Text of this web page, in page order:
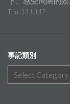
Thu, 13 Jul 17
事記類別